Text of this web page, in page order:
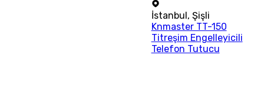
İstanbul , Şişli
Knmaster TT-150
Titreşim Engelleyicili
Telefon Tutucu